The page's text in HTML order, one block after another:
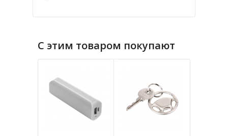
С этим товаром покупают